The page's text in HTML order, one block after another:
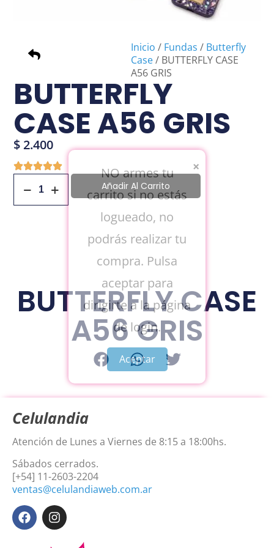
Inicio / Fundas / Butterfly
Case/ BUTTERFLY CASE
A56 GRIS
BUTTERFLY
CASE A56 GRIS
$2.400
Añadir Al Carrito
BUTTERFLY CASE
A56 GRIS
Celulandia
Atención de Lunes a Viernes de 8:15 a 18:00hs.
Sábados cerrados.
[+54] 11-2603-2204
ventas@celulandiaweb.com.ar
×
NO armes tu
carrito si no estás
logueado, no
podrás realizar tu
compra. Pulsa
aceptar para
dirigirte a la página
de login.
Aceptar